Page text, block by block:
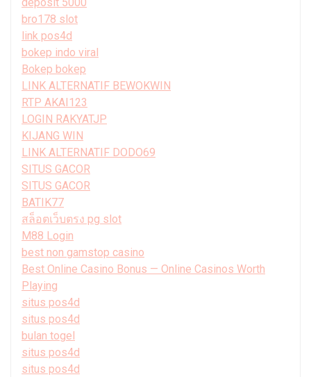
bro178 slot
link pos4d
bokep indo viral
Bokep bokep
LINK ALTERNATIF BEWOKWIN
RTP AKAI123
LOGIN RAKYATJP
KIJANG WIN
LINK ALTERNATIF DODO69
SITUS GACOR
SITUS GACOR
BATIK77
สล็อตเว็บตรง pg slot
M88 Login
best non gamstop casino
Best Online Casino Bonus — Online Casinos Worth
Playing
situs pos4d
situs pos4d
bulan togel
situs pos4d
situs pos4d